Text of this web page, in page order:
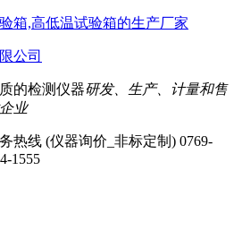
箱,高低温试验箱的生产厂家
的检测仪器研发、生产、计量和售
业
热线 (仪器询价_非标定制) 0769-
1555